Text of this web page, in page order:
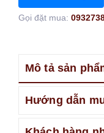
Gọi đặt mua:
Mô tả sản
Hướng dẫn